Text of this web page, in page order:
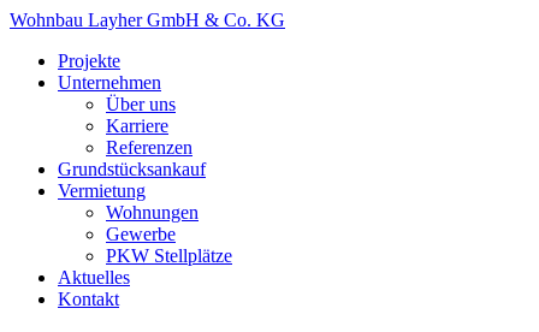
Wohnbau Layher GmbH & Co. KG
Projekte
Unternehmen
Über uns
Karriere
Referenzen
Grundstücksankauf
Vermietung
Wohnungen
Gewerbe
PKW Stellplätze
Aktuelles
Kontakt